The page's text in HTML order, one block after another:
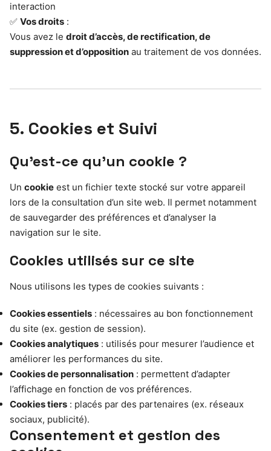
interaction
✅ Vos droits :
Vous avez le droit d’accès, de rectification, de
suppression et d’opposition au traitement de vos données.
5. Cookies et Suivi
Qu’est-ce qu’un cookie ?
Un cookie est un fichier texte stocké sur votre appareil
lors de la consultation d’un site web. Il permet notamment
de sauvegarder des préférences et d’analyser la
navigation sur le site.
Cookies utilisés sur ce site
Nous utilisons les types de cookies suivants :
Cookies essentiels : nécessaires au bon fonctionnement
du site (ex. gestion de session).
Cookies analytiques : utilisés pour mesurer l’audience et
améliorer les performances du site.
Cookies de personnalisation : permettent d’adapter
l’affichage en fonction de vos préférences.
Cookies tiers : placés par des partenaires (ex. réseaux
sociaux, publicité).
Consentement et gestion des